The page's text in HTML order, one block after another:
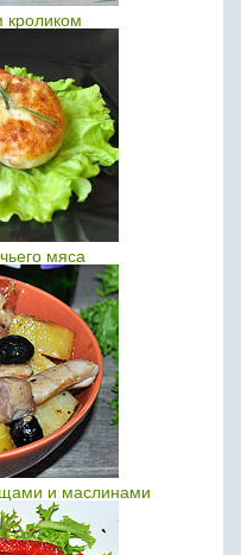
кроликом
мяса
и маслинами